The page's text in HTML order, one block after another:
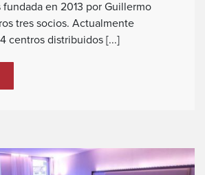
en 2013 por Guillermo
tres socios. Actualmente
centros distribuidos [...]